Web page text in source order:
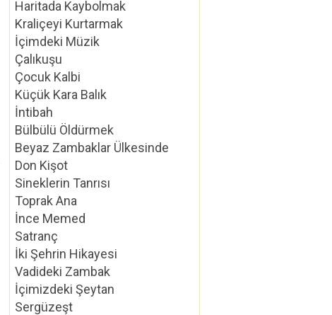
Haritada Kaybolmak
Kraliçeyi Kurtarmak
İçimdeki Müzik
Çalıkuşu
Çocuk Kalbi
Küçük Kara Balık
İntibah
Bülbülü Öldürmek
Beyaz Zambaklar Ülkesinde
Don Kişot
Sineklerin Tanrısı
Toprak Ana
İnce Memed
Satranç
İki Şehrin Hikayesi
Vadideki Zambak
İçimizdeki Şeytan
Sergüzeşt